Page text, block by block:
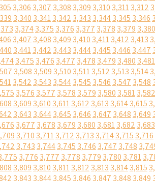
3,306 3,307 3,308 3,309 3,310 3,3113,312
3,340 3,3413,342 3,343 3,3443,345 3,346
3,3743,375 3,376 3,377 3,378 3,379 3,380
3,407 3,408 3,409 3,410 3,4113,412 3,413
3,4413,442 3,443 3,4443,445 3,446 3,447
3,475 3,476 3,477 3,478 3,479 3,480 3,481
3,508 3,509 3,510 3,5113,512 3,513 3,514
3,542 3,543 3,5443,545 3,546 3,547 3,548
3,576 3,577 3,578 3,579 3,580 3,5813,582
3,609 3,610 3,6113,612 3,613 3,6143,615
3,643 3,6443,645 3,646 3,647 3,648 3,649
3,677 3,678 3,679 3,680 3,6813,682 3,683
3,710 3,7113,712 3,713 3,7143,715 3,716
3,743 3,7443,745 3,746 3,747 3,748
3,776 3,777 3,778 3,779 3,780 3,781
3,809 3,810 3,8113,812 3,813 3,8143,815
3,843 3,8443,845 3,846 3,847 3,848 3,849